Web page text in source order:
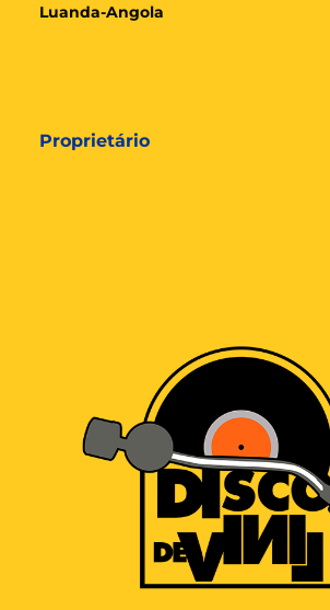
Luanda-Angola
Proprietário